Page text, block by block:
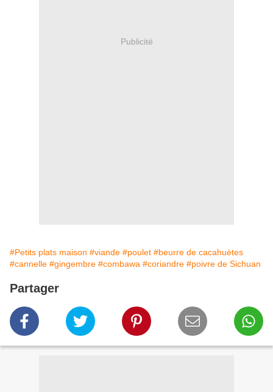
Publicité
#Petits plats maison #viande #poulet #beurre de cacahuètes
#cannelle #gingembre #combawa #coriandre #poivre de Sichuan
Partager